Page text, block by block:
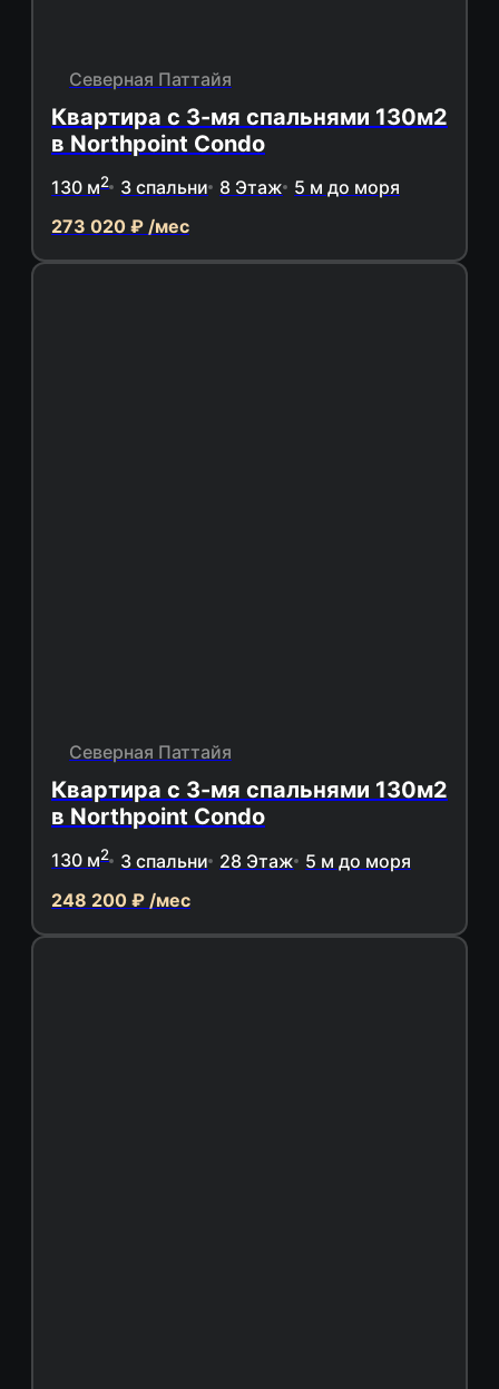
Северная Паттайя
Квартира с 3-мя спальнями 130м2
в Northpoint Condo
130 м2 3 спальни 8 Этаж 5 м до моря
273 020 ₽ /мес
Северная Паттайя
Квартира с 3-мя спальнями 130м2
в Northpoint Condo
130 м2 3 спальни 28 Этаж 5 м до моря
248 200 ₽ /мес